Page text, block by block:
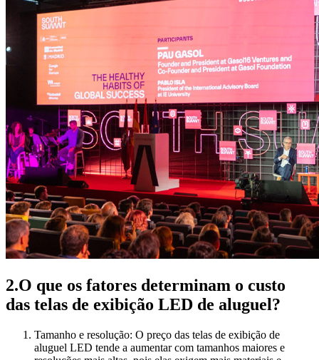
2.O que os fatores determinam o custo
das telas de exibição LED de aluguel?
Tamanho e resolução: O preço das telas de exibição de
aluguel LED tende a aumentar com tamanhos maiores e